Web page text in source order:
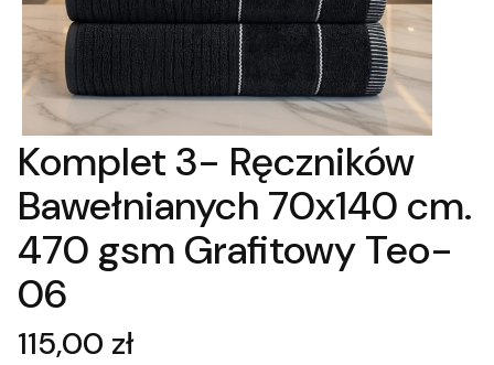
Komplet 3- Ręczników
Bawełnianych 70x140 cm.
470 gsm Grafitowy Teo-
06
Cena
115,00 zł